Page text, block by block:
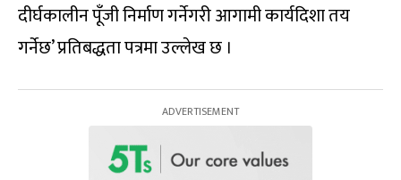
दीर्घकालीन पूँजी निर्माण गर्नेगरी आगामी कार्यदिशा तय
गर्नेछ’ प्रतिबद्धता पत्रमा उल्लेख छ ।